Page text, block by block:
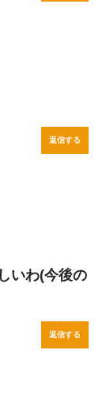
返信する
いわ(今後の
返信する